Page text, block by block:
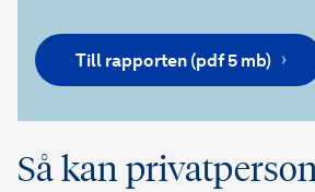
Till rapporten (pdf 5 mb)
Så kan